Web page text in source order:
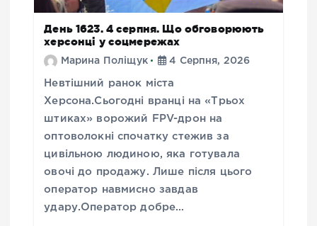
День 1623. 4 серпня. Що обговорюють
херсонці у соцмережах
Марина Поліщук 4 Серпня, 2026
Невтішний ранок міста
Херсона.Сьогодні вранці на «Трьох
штиках» ворожий FPV-дрон на
оптоволокні спочатку стежив за
цивільною людиною, яка готувала
овочі до продажу. Лише після цього
оператор навмисно завдав
удару.Оператор добре…